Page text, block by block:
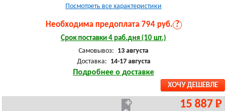
Посмотреть все характеристики
Необходима предоплата 794 руб. ?
Срок поставки 4 раб.дня (10 шт.)
Самовывоз: 13 августа
Доставка: 14-17 августа
Подробнее о доставке
ХОЧУ ДЕШЕВЛЕ
15 887 Р